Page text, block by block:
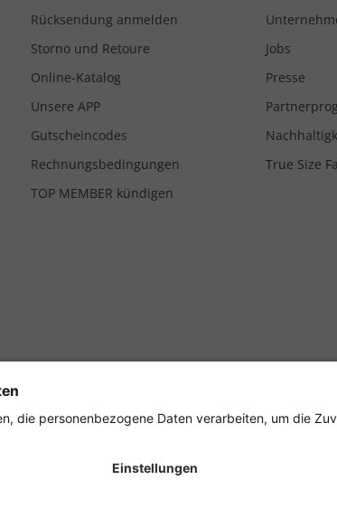
Rücksendung anmelden
Storno und Retoure
Online-Katalog
Unsere APP
Gutscheincodes
Rechnungsbedingungen
TOP MEMBER kündigen
Jobs
Presse
True Size